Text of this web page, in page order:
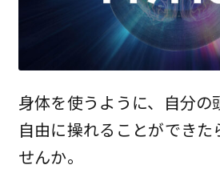
身体を使うように、自分の
自由に操れることができた
せんか。